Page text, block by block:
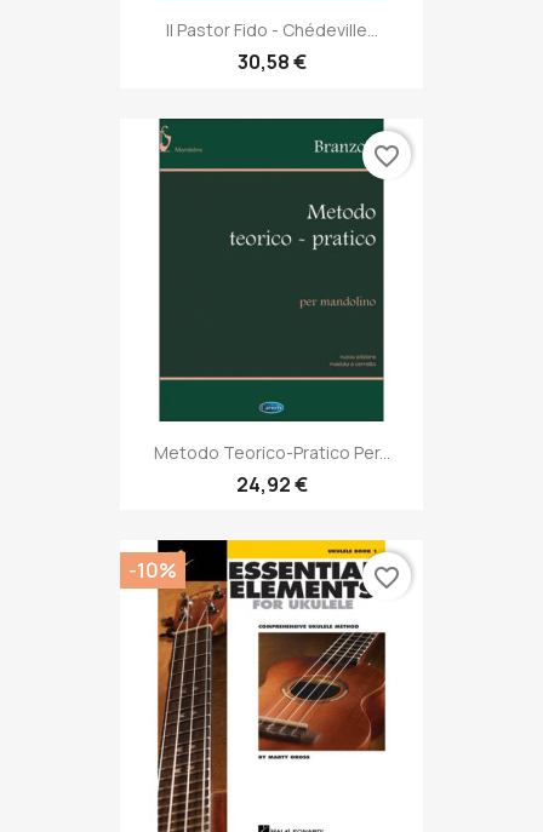
Il Pastor Fido - Chédeville...
30,58 €
Metodo Teorico-Pratico Per...
24,92 €
favorite_border
-10% favorite_border